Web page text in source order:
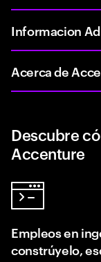
Informacion
Acerca de
Descubre
Accenture
Empleos en
constrúyelo,